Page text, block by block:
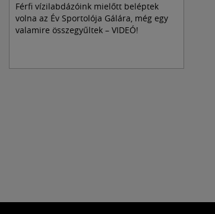
Férfi vízilabdázóink mielőtt beléptek
volna az Év Sportolója Gálára, még egy
valamire összegyűltek – VIDEÓ!